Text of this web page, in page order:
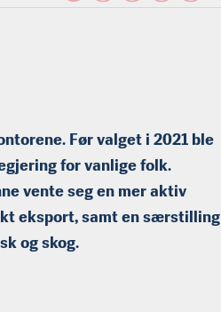
Før valget i 2021 ble
for vanlige folk.
vente seg en mer aktiv
eksport, samt en særstilling
og skog.